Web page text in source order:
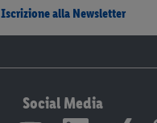
Iscrizione alla Newsletter
Social Media